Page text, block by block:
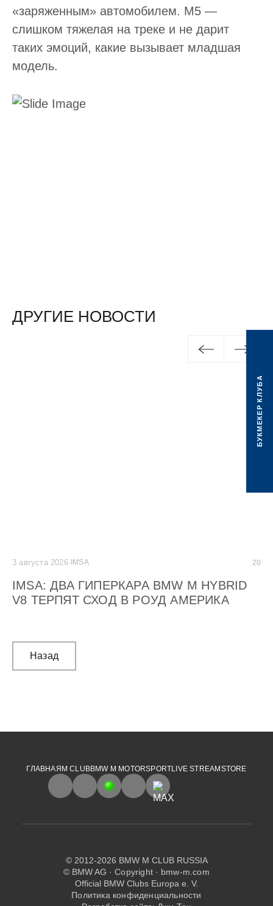
БУКМЕКЕР КЛУБА
«заряженным» автомобилем. М5 —
слишком тяжелая на треке и не дарит
таких эмоций, какие вызывает младшая
модель.
ДРУГИЕ НОВОСТИ
3 августа 2026· IMSA 20
IMSA: ДВА ГИПЕРКАРА BMW M HYBRID
V8 ТЕРПЯТ СХОД В РОУД АМЕРИКА
Назад
ГЛАВНАЯM CLUBBMW M MOTORSPORTLIVE STREAMSTORE
© 2012-2026 BMW M CLUB RUSSIA
© BMW AG ·Copyright · bmw-m.com
Official BMW Clubs Europa e. V.
Политика конфиденциальности